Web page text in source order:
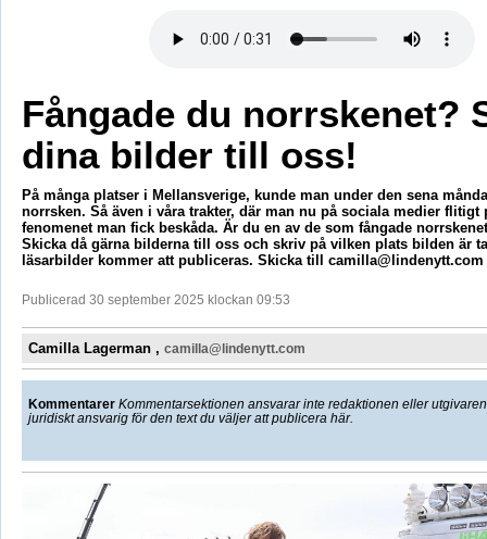
Fångade du norrskenet?
dina bilder till oss!
På många platser i Mellansverige, kunde man under den sena
norrsken. Så även i våra trakter, där man nu på sociala medier flitigt
fenomenet man fick beskåda. Är du en av de som fångade
Skicka då gärna bilderna till oss och skriv på vilken plats bilden är
läsarbilder kommer att publiceras. Skicka till camilla@lindenytt.com
Publicerad 30 september 2025 klockan 09:53
Camilla Lagerman , camilla@lindenytt.com
Kommentarer Kommentarsektionen ansvarar inte redaktionen eller
juridiskt ansvarig för den text du väljer att publicera här.